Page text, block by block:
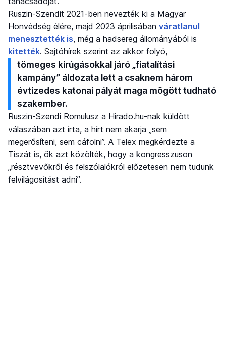
Ruszin-Szendit 2021-ben nevezték ki a Magyar
Honvédség élére, majd 2023 áprilisában váratlanul
menesztették is, még a hadsereg állományából is
kitették. Sajtóhírek szerint az akkor folyó,
tömeges kirúgásokkal járó „fiatalítási
kampány” áldozata lett a csaknem három
évtizedes katonai pályát maga mögött tudható
szakember.
Ruszin-Szendi Romulusz a Hirado.hu-nak küldött
válaszában azt írta, a hírt nem akarja „sem
megerősíteni, sem cáfolni”. A Telex megkérdezte a
Tiszát is, ők azt közölték, hogy a kongresszuson
„résztvevőkről és felszólalókról előzetesen nem tudunk
felvilágosítást adni”.